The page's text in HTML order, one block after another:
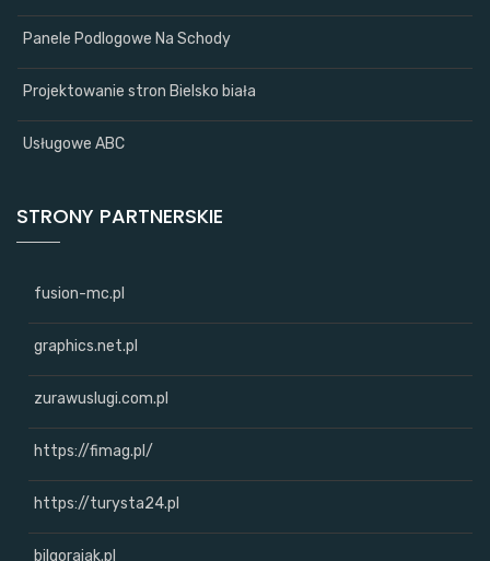
Panele Podlogowe Na Schody
Projektowanie stron Bielsko biała
Usługowe ABC
STRONY PARTNERSKIE
fusion-mc.pl
graphics.net.pl
zurawuslugi.com.pl
https://fimag.pl/
https://turysta24.pl
bilgorajak.pl